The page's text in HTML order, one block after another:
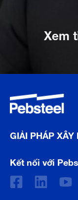
Xem
GIẢI PHÁP
Kết nối với